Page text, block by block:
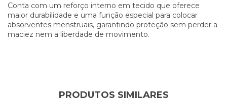
Conta com um reforço interno em tecido que oferece
maior durabilidade e uma função especial para colocar
absorventes menstruais, garantindo proteção sem perder a
maciez nem a liberdade de movimento.
PRODUTOS SIMILARES